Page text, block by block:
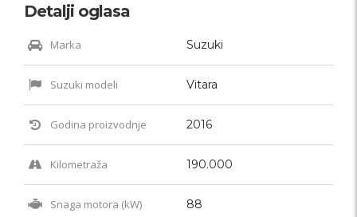
Detalji oglasa
Marka Suzuki
Suzuki modeli Vitara
Godina proizvodnje 2016
Kilometraža 190.000
Snaga motora (kW) 88